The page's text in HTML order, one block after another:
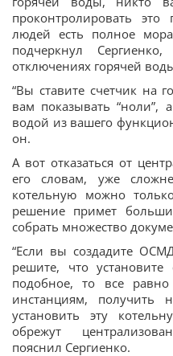
проконтролировать
людей есть полное
подчеркнул
отключениях горячей
“Вы ставите счетчик на
вам показывать “ноли”,
водой из вашего
он.
А вот отказаться от
его словам, уже
котельную можно
решение примет
собрать множество
“Если вы создадите
решите, что
подобное, то все
инстанциям, получить
установить эту
обрежут
пояснил Сергиенко.